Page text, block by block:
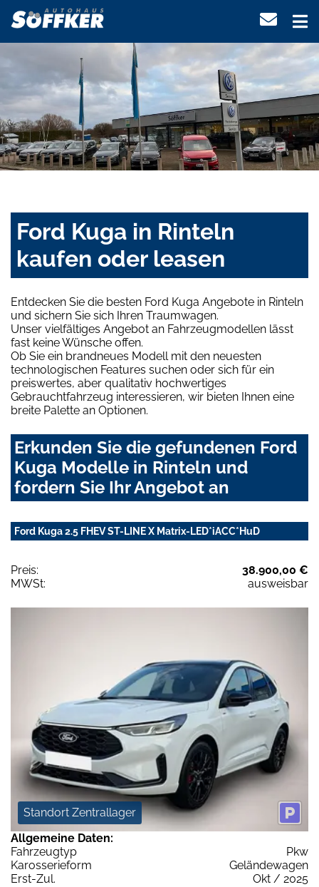
Ford Kuga in Rinteln
kaufen oder leasen
Entdecken Sie die besten Ford Kuga Angebote in Rinteln
und sichern Sie sich Ihren Traumwagen.
Unser vielfältiges Angebot an Fahrzeugmodellen lässt
fast keine Wünsche offen.
Ob Sie ein brandneues Modell mit den neuesten
technologischen Features suchen oder sich für ein
preiswertes, aber qualitativ hochwertiges
Gebrauchtfahrzeug interessieren, wir bieten Ihnen eine
breite Palette an Optionen.
Erkunden Sie die gefundenen Ford
Kuga Modelle in Rinteln und
fordern Sie Ihr Angebot an
Ford Kuga 2.5 FHEV ST-LINE X Matrix-LED*iACC*HuD
Preis:
38.900,00 €
MWSt:
ausweisbar
Standort Zentrallager
Allgemeine Daten:
Fahrzeugtyp
Pkw
Karosserieform
Geländewagen
Erst-Zul.
Okt / 2025